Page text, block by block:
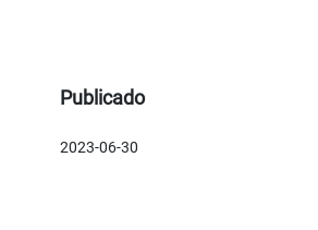
Publicado
2023-06-30